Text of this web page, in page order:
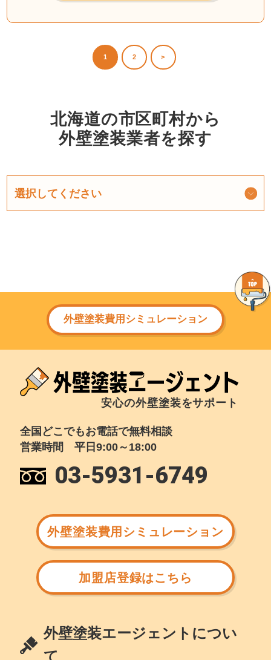
1 2 >
北海道の市区町村から
外壁塗装業者を探す
外壁塗装費用シミュレーション
安心の外壁塗装をサポート
全国どこでもお電話で無料相談
営業時間 平日9:00～18:00
03-5931-6749
外壁塗装費用シミュレーション
加盟店登録はこちら
外壁塗装エージェントについ
て